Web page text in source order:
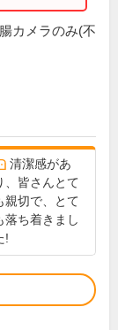
カメラのみ(不
清潔感があ
、皆さんとて
親切で、とて
落ち着きまし
!